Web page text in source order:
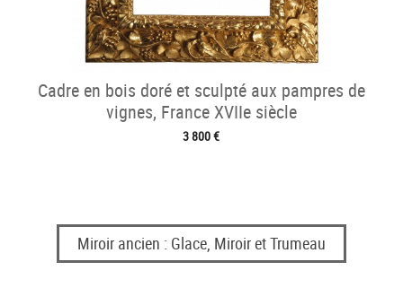
Cadre en bois doré et sculpté aux pampres de
vignes, France XVIIe siècle
3 800 €
Miroir ancien : Glace, Miroir et Trumeau